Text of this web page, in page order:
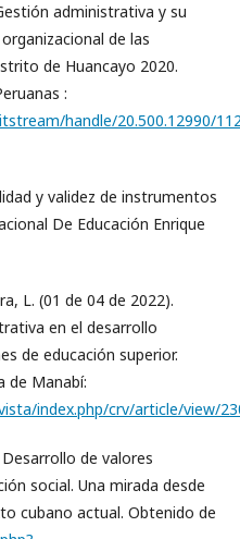
administrativa y su
de las
de Huancayo 2020.
:
handle/20.500.12990/
y validez de instrumentos
De Educación Enrique
L. (01 de 04 de 2022).
en el desarrollo
de educación superior.
de Manabí:
index.php/crv/article/view/
de valores
social. Una mirada desde
cubano actual. Obtenido de